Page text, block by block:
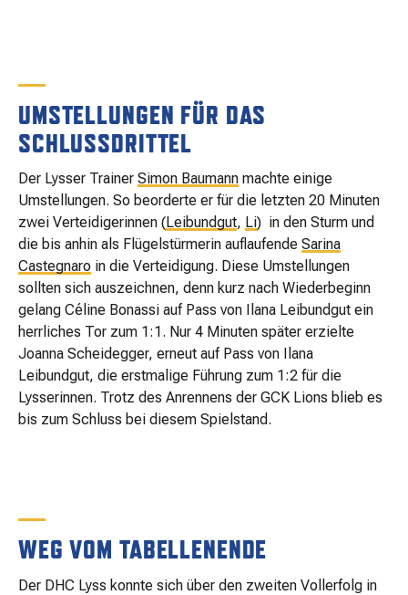
UMSTELLUNGEN FÜR DAS
SCHLUSSDRITTEL
Der Lysser Trainer Simon Baumann machte einige
Umstellungen. So beorderte er für die letzten 20 Minuten
zwei Verteidigerinnen (Leibundgut, Li) in den Sturm und
die bis anhin als Flügelstürmerin auflaufende Sarina
Castegnaro in die Verteidigung. Diese Umstellungen
sollten sich auszeichnen, denn kurz nach Wiederbeginn
gelang Céline Bonassi auf Pass von Ilana Leibundgut ein
herrliches Tor zum 1:1. Nur 4 Minuten später erzielte
Joanna Scheidegger, erneut auf Pass von Ilana
Leibundgut, die erstmalige Führung zum 1:2 für die
Lysserinnen. Trotz des Anrennens der GCK Lions blieb es
bis zum Schluss bei diesem Spielstand.
WEG VOM TABELLENENDE
Der DHC Lyss konnte sich über den zweiten Vollerfolg in